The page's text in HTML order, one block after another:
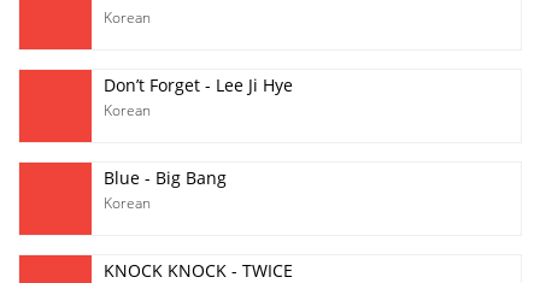
Korean
Don’t Forget - Lee Ji Hye
Korean
Blue - Big Bang
Korean
KNOCK KNOCK - TWICE